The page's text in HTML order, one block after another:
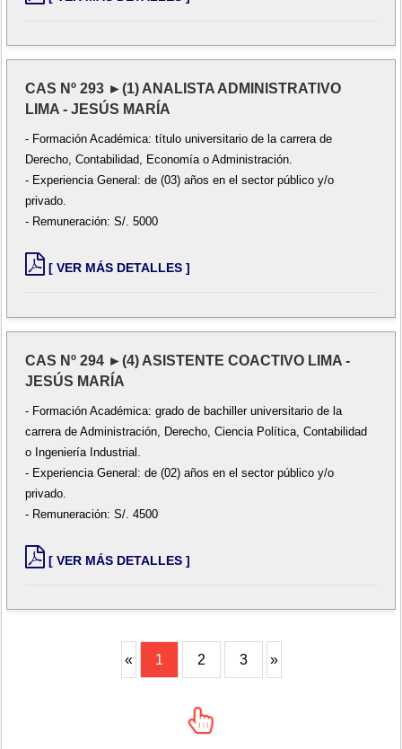
CAS Nº 293 ►(1) ANALISTA ADMINISTRATIVO
LIMA - JESÚS MARÍA
- Formación Académica: título universitario de la carrera de
Derecho, Contabilidad, Economía o Administración.
- Experiencia General: de (03) años en el sector público y/o
privado.
- Remuneración: S/. 5000
[ VER MÁS DETALLES ]
CAS Nº 294 ►(4) ASISTENTE COACTIVO LIMA -
JESÚS MARÍA
- Formación Académica: grado de bachiller universitario de la
carrera de Administración, Derecho, Ciencia Política, Contabilidad
o Ingeniería Industrial.
- Experiencia General: de (02) años en el sector público y/o
privado.
- Remuneración: S/. 4500
[ VER MÁS DETALLES ]
« 1 2 3 »